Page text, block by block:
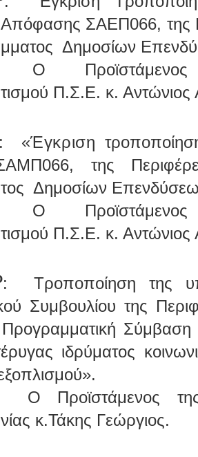
Απόφασης ΣΑΕΠ066, της
Δημοσίων
Ο
Π.Σ.Ε. κ.
«Έγκριση τ
της
Δημοσίων
Ο
Π.Σ.Ε. κ.
:
Τροποποίηση της
Συμβουλίου της
ιδρύματος
Ο Προϊστάμενος
κ.Τάκης Γεώργιος.